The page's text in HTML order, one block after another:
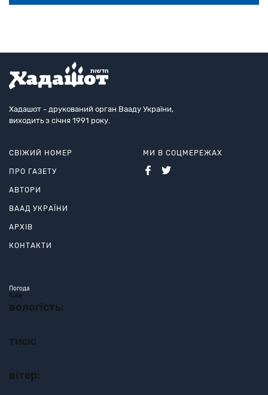
Хадашот - друкований орган Вааду України,
виходить з січня 1991 року.
СВІЖИЙ НОМЕР
ПРО ГАЗЕТУ
АВТОРИ
ВААД УКРАЇНИ
АРХІВ
КОНТАКТИ
МИ В СОЦМЕРЕЖАХ
Погода
Київ
вологість:
тиск:
вітер: